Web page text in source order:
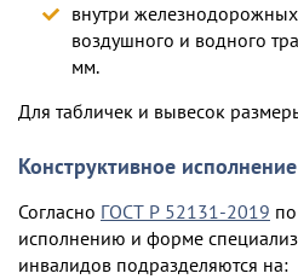
внутри
воздушного и водного
мм.
Для табличек и вывесок
Конструктивное исполнение
Согласно ГОСТ Р 52131-2019
исполнению и форме
инвалидов подразделяются на: